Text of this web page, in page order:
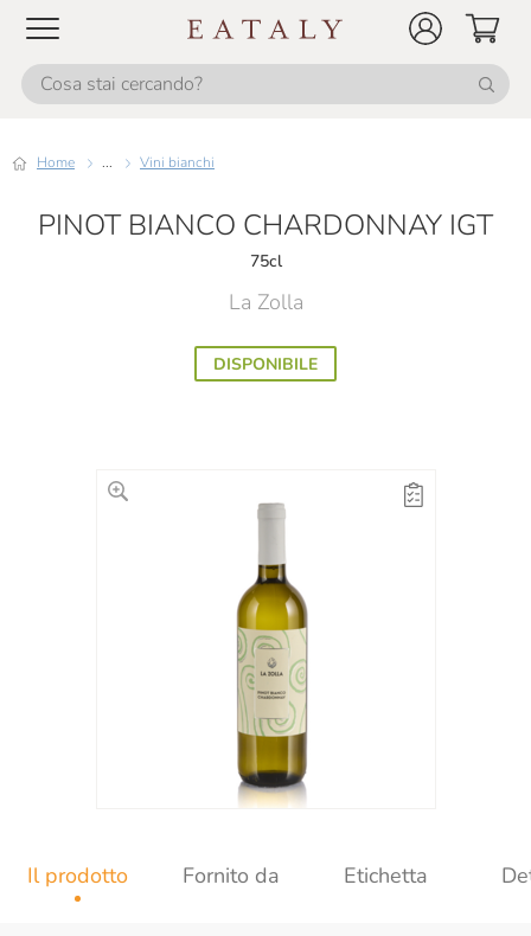
Home ... Vini bianchi
PINOT BIANCO CHARDONNAY IGT
75cl
La Zolla
DISPONIBILE
Il prodotto Fornito da Etichetta